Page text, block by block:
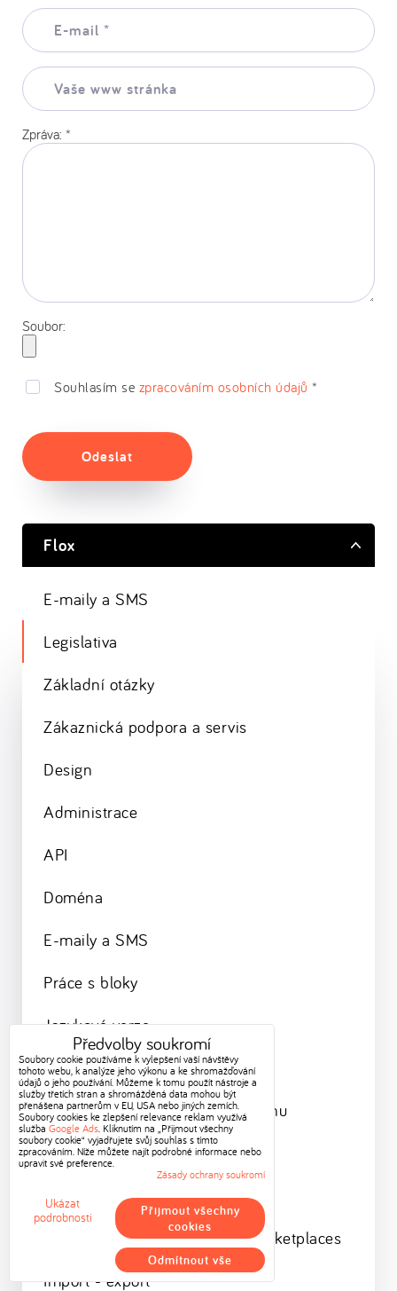
E-
mail:
Vaše
www
stránka:
Zpráva: *
Soubor:
Souhlasím se zpracováním osobních údajů *
Odeslat
Flox
E-maily a SMS
Legislativa
Základní otázky
Zákaznická podpora a servis
Design
Administrace
API
Doména
E-maily a SMS
Práce s bloky
Jazykové verze
Správce souborů - Soubory
Vkládání a správa položek v menu
Produkty
Správa uživatelů
Srovnávače zboží, XML feed, marketplaces
Import - export
Předvolby soukromí
Soubory cookie používáme k vylepšení vaší návštěvy
tohoto webu, k analýze jeho výkonu a ke shromažďování
údajů o jeho používání. Můžeme k tomu použít nástroje a
služby třetích stran a shromážděná data mohou být
přenášena partnerům v EU, USA nebo jiných zemích.
Soubory cookies ke zlepšení relevance reklam využívá
služba Google Ads. Kliknutím na „Přijmout všechny
soubory cookie“ vyjadřujete svůj souhlas s tímto
zpracováním. Níže můžete najít podrobné informace nebo
upravit své preference.
Zásady ochrany soukromí
Ukázat
podrobnosti
Přijmout všechny
cookies
Odmítnout vše